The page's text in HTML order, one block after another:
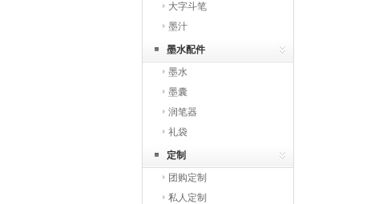
大字斗笔
墨汁
墨水配件
墨水
墨囊
润笔器
礼袋
定制
团购定制
私人定制